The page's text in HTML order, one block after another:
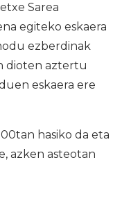
Sarea
egiteko eskaera
ezberdinak
dioten aztertu
eskaera ere
hasiko da eta
azken asteotan